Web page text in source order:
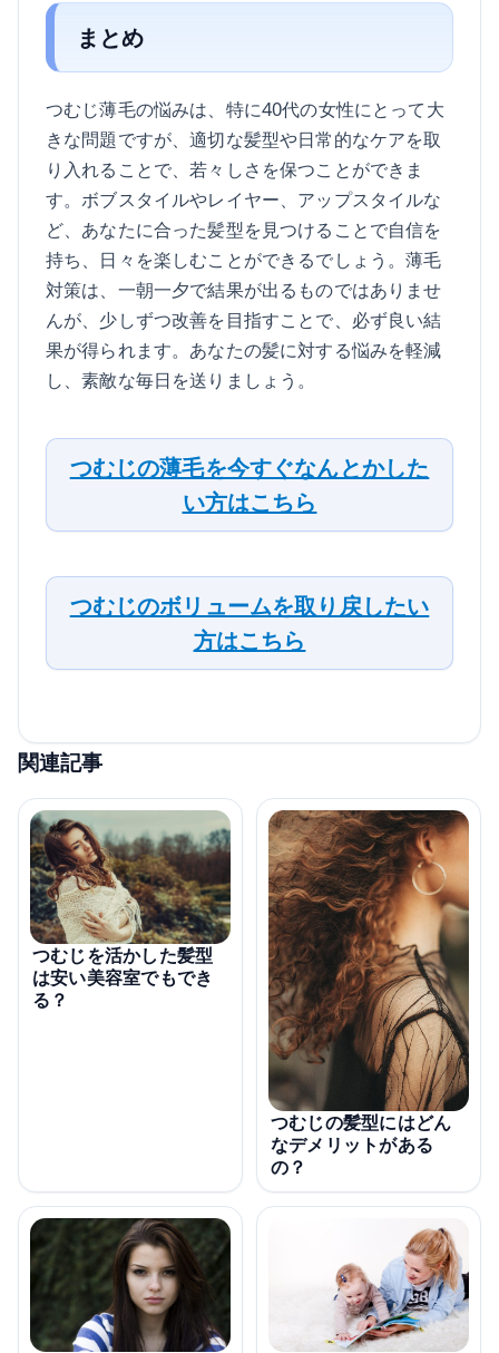
まとめ
つむじ薄毛の悩みは、特に40代の女性にとって大
きな問題ですが、適切な髪型や日常的なケアを取
り入れることで、若々しさを保つことができま
す。ボブスタイルやレイヤー、アップスタイルな
ど、あなたに合った髪型を見つけることで自信を
持ち、日々を楽しむことができるでしょう。薄毛
対策は、一朝一夕で結果が出るものではありませ
んが、少しずつ改善を目指すことで、必ず良い結
果が得られます。あなたの髪に対する悩みを軽減
し、素敵な毎日を送りましょう。
つむじの薄毛を今すぐなんとかした
い方はこちら
つむじのボリュームを取り戻したい
方はこちら
関連記事
つむじを活かした髪型
は安い美容室でもでき
る？
つむじの髪型にはどん
なデメリットがある
の？